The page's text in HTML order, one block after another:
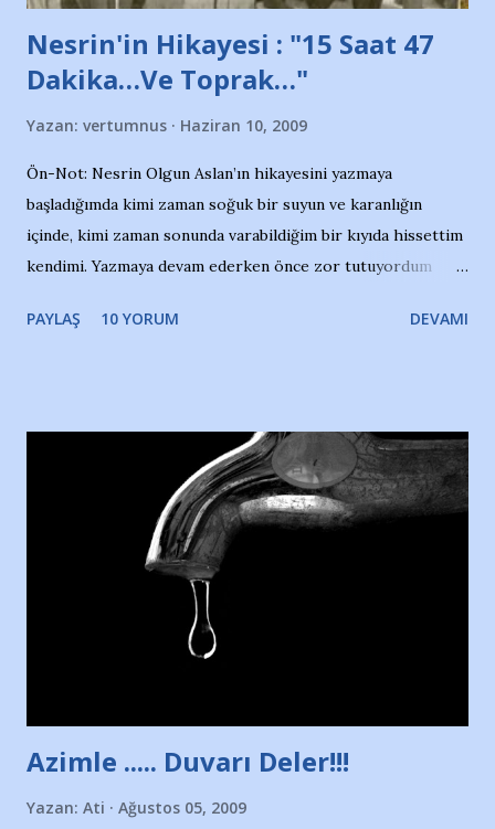
Nesrin'in Hikayesi : "15 Saat 47
Dakika…Ve Toprak…"
Yazan: vertumnus Haziran 10, 2009
Ön-Not: Nesrin Olgun Aslan’ın hikayesini yazmaya
başladığımda kimi zaman soğuk bir suyun ve karanlığın
içinde, kimi zaman sonunda varabildiğim bir kıyıda hissettim
kendimi. Yazmaya devam ederken önce zor tutuyordum
Yazımı, ağlayarak bitirebildim ancak…Kendisinin web
Nesrin’in Hikayesi’ne başlıyorum… 1964 Adana Yüzme
havuzunun kenarında 7 yaşında kara kuru bir kız çocuğu
duruyor. Havuzun içinde Adana Demirspor Kulübü
yüzücüleri. Erkekler çoğunlukta. Küçük kız etrafına bakıyor.
Sadece 4 kız çocuğu var. Nesrin, Adana Demirspor’un 4
kızından biri oluyor o gün…Giriyor havuza. 1973 – 1975
Adana Nesrin, 16 yaşında. Yüzüyor. 7 yaşında girdiği
Türkiye 3.lüğü var. 17 yaşında mar...
PAYLAŞ 10 YORUM DEVAMI
Azimle ..... Duvarı Deler!!!
Yazan: Ati Ağustos 05, 2009